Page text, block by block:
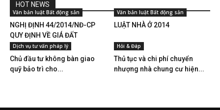
HOT NEWS
Văn bản luật Bất động sản
NGHỊ ĐỊNH 44/2014/NĐ-CP
QUY ĐỊNH VỀ GIÁ ĐẤT
Văn bản luật Bất động sản
LUẬT NHÀ Ở 2014
Dịch vụ tư vấn pháp lý
Chủ đầu tư không bàn giao
quỹ bảo trì cho...
Hỏi & Đáp
Thủ tục và chi phí chuyển
nhượng nhà chung cư hiện...